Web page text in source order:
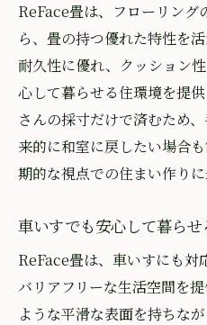
ReFace畳は、フローリング
ら、畳の持つ優れた特性を
耐久性に優れ、クッション
心して暮らせる住環境を提
さんの採寸だけで済むため
来的に和室に戻したい場合
期的な視点での住まい作りに
車いすでも安心して暮らせ
ReFace畳は、車いすにも対
バリアフリーな生活空間を
ような平滑な表面を持ちな